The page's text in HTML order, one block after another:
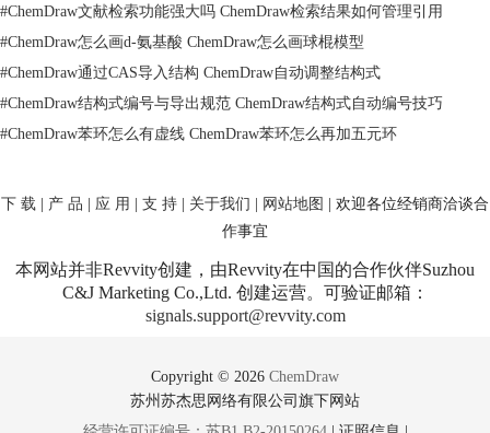
苯甲酸立体球棍模型
温馨提示：本篇ChemOffice使用教程介绍的是快速绘制苯甲酸结构的技
#ChemDraw文献检索功能强大吗 ChemDraw检索结果如何管理引用
#ChemDraw怎么画d-氨基酸 ChemDraw怎么画球棍模型
#ChemDraw通过CAS导入结构 ChemDraw自动调整结构式
#ChemDraw结构式编号与导出规范 ChemDraw结构式自动编号技巧
#ChemDraw苯环怎么有虚线 ChemDraw苯环怎么再加五元环
下 载 产 品 应 用 支 持 关于我们 网站地图
| 欢迎各位经销商洽谈合
作事宜
本网站并非Revvity创建，由Revvity在中国的合作伙伴Suzhou
C&J Marketing Co.,Ltd. 创建运营。可验证邮箱：
signals.support@revvity.com
Copyright © 2026 ChemDraw
苏州苏杰思网络有限公司旗下网站